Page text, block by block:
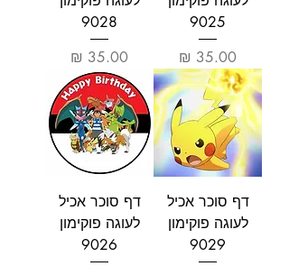
9025
מחיר
9028
מחיר
דף סוכר אכיל
לעוגה פוקימון
9029
דף סוכר אכיל
לעוגה פוקימון
9026